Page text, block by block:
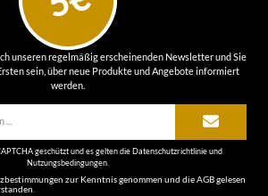
unseren regelmäßig erscheinenden Newsletter und Sie
sein, über neue Produkte und Angebote informiert
werden.
geschützt und es gelten die Datenschutzrichtlinieund
Nutzungsbedingungen.
zur Kenntnis genommen und dieAGBgelesen